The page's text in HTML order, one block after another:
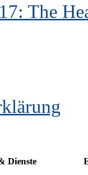
The
Dienste